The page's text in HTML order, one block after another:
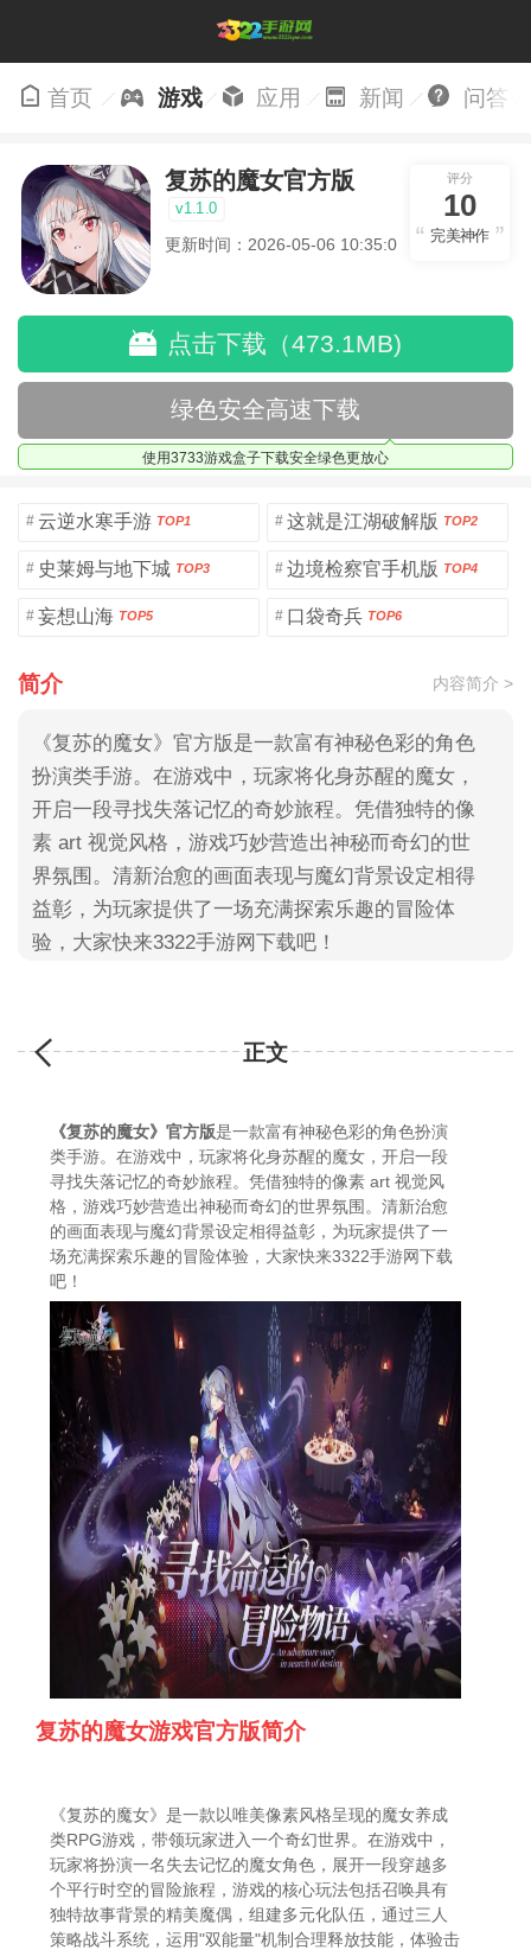
首页 游戏 应用 新闻 问答
复苏的魔女官方版
v1.1.0
更新时间：2026-05-06 10:35:01
评分
10
完美神作
点击下载（473.1MB)
绿色安全高速下载
使用3733游戏盒子下载安全绿色更放心
# 云逆水寒手游 TOP1 # 这就是江湖破解版 TOP2
# 史莱姆与地下城 TOP3 # 边境检察官手机版 TOP4
# 妄想山海 TOP5 # 口袋奇兵 TOP6
简介 内容简介 >
《复苏的魔女》官方版是一款富有神秘色彩的角色
扮演类手游。在游戏中，玩家将化身苏醒的魔女，
开启一段寻找失落记忆的奇妙旅程。凭借独特的像
素 art 视觉风格，游戏巧妙营造出神秘而奇幻的世
界氛围。清新治愈的画面表现与魔幻背景设定相得
益彰，为玩家提供了一场充满探索乐趣的冒险体
验，大家快来3322手游网下载吧！
正文
《复苏的魔女》官方版是一款富有神秘色彩的角色扮演
类手游。在游戏中，玩家将化身苏醒的魔女，开启一段
寻找失落记忆的奇妙旅程。凭借独特的像素 art 视觉风
格，游戏巧妙营造出神秘而奇幻的世界氛围。清新治愈
的画面表现与魔幻背景设定相得益彰，为玩家提供了一
场充满探索乐趣的冒险体验，大家快来3322手游网下载
吧！
复苏的魔女游戏官方版简介
《复苏的魔女》是一款以唯美像素风格呈现的魔女养成
类RPG游戏，带领玩家进入一个奇幻世界。在游戏中，
玩家将扮演一名失去记忆的魔女角色，展开一段穿越多
个平行时空的冒险旅程，游戏的核心玩法包括召唤具有
独特故事背景的精美魔偶，组建多元化队伍，通过三人
策略战斗系统，运用"双能量"机制合理释放技能，体验击